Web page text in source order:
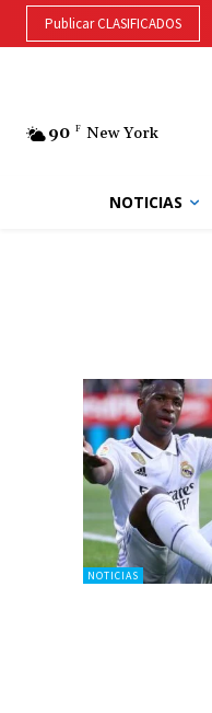
Publicar CLASIFICADOS
90 F New York
NOTICIAS
NOTICIAS